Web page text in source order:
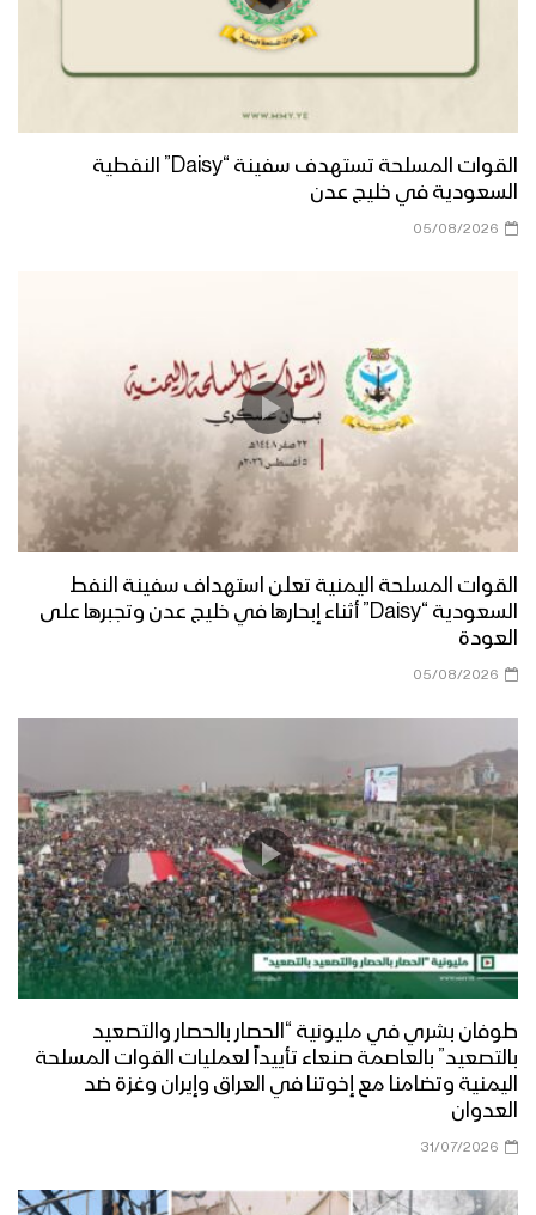
جيزان- مقابلات عيدية للمرابطين في محور
تعز – زيارة عيدية لأبناء ومشائخ ومدراء
مديريات المربع الغربي إلى المرابطين في
جبهات تعز
البيضاء – زيارة عيدية من قيادة المنطقة
العسكرية السابعة الى محور مكيراس
البيضاء – زيارة عيدية من قيادة المنطقة
العسكرية السابعة إلى جبهة مسورة
البيضاء – زيارة عيدية لمحافظ المحافظة
الى محور ناطع
البيضاء – زيارة عيدية للجنة الثقافية إلى
مأرب – زيارة عيدية لمحافظ المحافظة
ووزير النفط والمعادن ومسؤول التعبئة
العامة بالمحافظة الى المرابطين في
جبهات مأرب
مأرب – مقابلات ورسائل المجاهدين
المرابطين في جبهة رغوان بمناسبة عيد
مأرب – قصيدة شعرية لأحد المجاهدين
مأرب – زيارة عيدية لقبائل بني حشيش الى
القوات المسلحة تستهدف سفينة “Daisy” النفطية
السعودية في خليج عدن
05/08/2026
القوات المسلحة اليمنية تعلن استهداف سفينة النفط
السعودية “Daisy” أثناء إبحارها في خليج عدن وتجبرها على
العودة
05/08/2026
طوفان بشري في مليونية “الحصار بالحصار والتصعيد
بالتصعيد” بالعاصمة صنعاء تأييداً لعمليات القوات المسلحة
اليمنية وتضامنا مع إخوتنا في العراق وإيران وغزة ضد
العدوان
31/07/2026